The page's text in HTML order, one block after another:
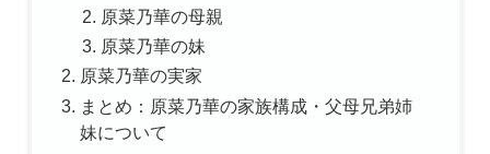
原菜乃華の母親
原菜乃華の妹
原菜乃華の実家
まとめ：原菜乃華の家族構成・父母兄弟姉
妹について